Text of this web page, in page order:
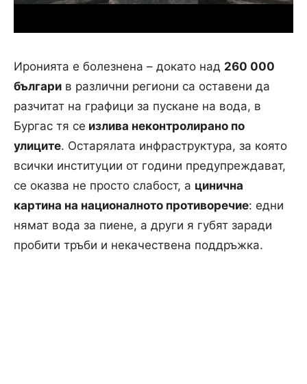
Иронията е болезнена – докато над 260 000
българи в различни региони са оставени да
разчитат на графици за пускане на вода, в
Бургас тя се излива неконтролирано по
улиците. Остарялата инфраструктура, за която
всички институции от години предупреждават,
се оказва не просто слабост, а цинична
картина на националното противоречие: едни
нямат вода за пиене, а други я губят заради
пробити тръби и некачествена поддръжка.